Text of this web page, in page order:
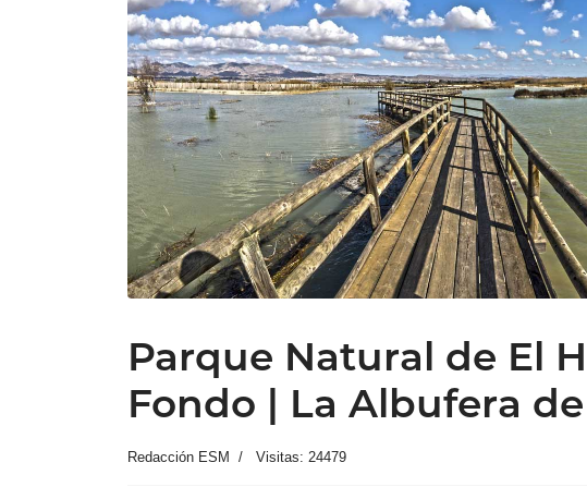
Parque Natural de El
Fondo | La Albufera
Redacción ESM Visitas: 24479